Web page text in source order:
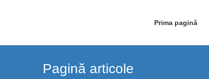
Prima pagină
Pagină articole